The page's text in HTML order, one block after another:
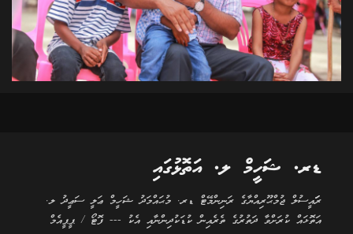
ޑރ. ޝަހީމް ލ. އަތޮޅުގައި
ރަަައީސުލް ޖުމްޙޫރިއްޔާގެ ރަނިންމޭޓް ޑރ. މުޙައްމަދު ޝަހީމް ޢަލީ ސަޢީދު ލ.
އަތޮޅައް ކުރަށްވާ ދަތުރުގެ ތެރެއިން ކުޑަކުދިންނާއި އެކު --- ފޮޓޯ / ޕީޕީއެމް